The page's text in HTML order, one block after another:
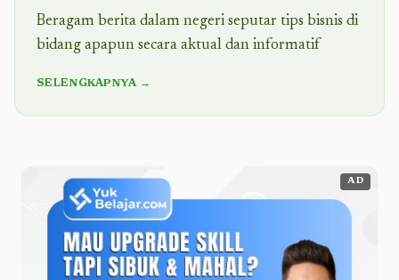
Beragam berita dalam negeri seputar tips bisnis di
bidang apapun secara aktual dan informatif
SELENGKAPNYA →
AD